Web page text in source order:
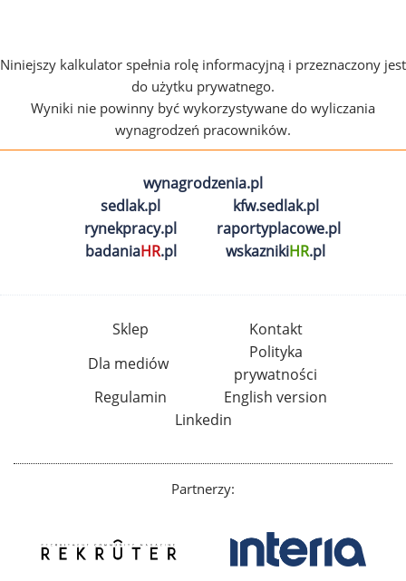
Niniejszy kalkulator spełnia rolę informacyjną i przeznaczony jest
do użytku prywatnego.
Wyniki nie powinny być wykorzystywane do wyliczania
wynagrodzeń pracowników.
wynagrodzenia.pl
sedlak.pl
kfw.sedlak.pl
rynekpracy.pl
raportyplacowe.pl
badaniaHR.pl wskaznikiHR.pl
Sklep
Kontakt
Dla mediów
Polityka
prywatności
Regulamin
English version
Linkedin
Partnerzy: